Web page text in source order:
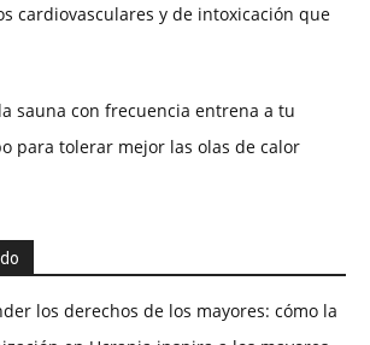
cardiovasculares y de intoxicación que
sauna con frecuencia entrena a tu
para tolerar mejor las olas de calor
los derechos de los mayores: cómo la